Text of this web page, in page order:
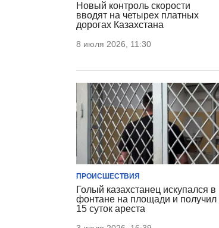
Новый контроль скорости
вводят на четырех платных
дорогах Казахстана
8 июля 2026, 11:30
ПРОИСШЕСТВИЯ
Голый казахстанец искупался в
фонтане на площади и получил
15 суток ареста